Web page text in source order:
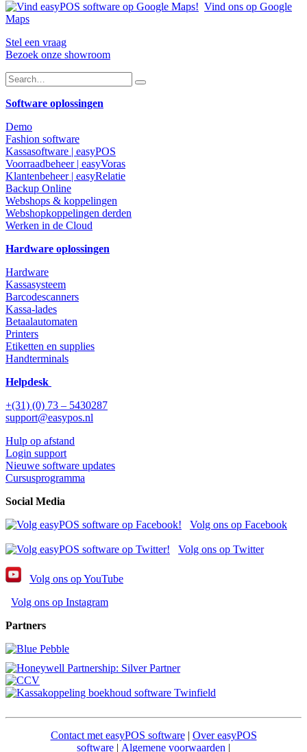
Vind ons op Google
Maps
Stel een vraag
Bezoek onze showroom
Software oplossingen
Demo
Fashion software
Kassasoftware | easyPOS
Voorraadbeheer | easyVoras
Klantenbeheer | easyRelatie
Backup Online
Webshops & koppelingen
Webshopkoppelingen derden
Werken in de Cloud
Hardware oplossingen
Hardware
Kassasysteem
Barcodescanners
Kassa-lades
Betaalautomaten
Printers
Etiketten en supplies
Handterminals
Helpdesk
+(31) (0) 73 – 5430287
support@easypos.nl
Hulp op afstand
Login support
Nieuwe software updates
Cursusprogramma
Social Media
Volg ons op Facebook
Volg ons op Twitter
Volg ons op YouTube
Volg ons op Instagram
Partners
Contact met easyPOS software| Over easyPOS
software | Algemene voorwaarden |